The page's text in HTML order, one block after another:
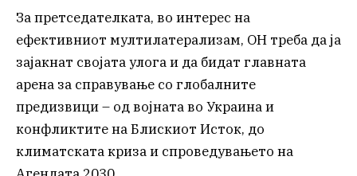
За претседателката, во интерес на
ефективниот мултилатерализам, ОН треба да ја
зајакнат својата улога и да бидат главната
арена за справување со глобалните
предизвици – од војната во Украина и
конфликтите на Блискиот Исток, до
климатската криза и спроведувањето на